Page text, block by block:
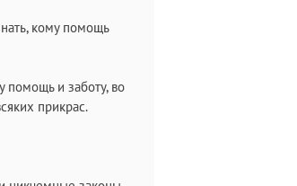
кому помощь
помощь и заботу, во
прикрас.